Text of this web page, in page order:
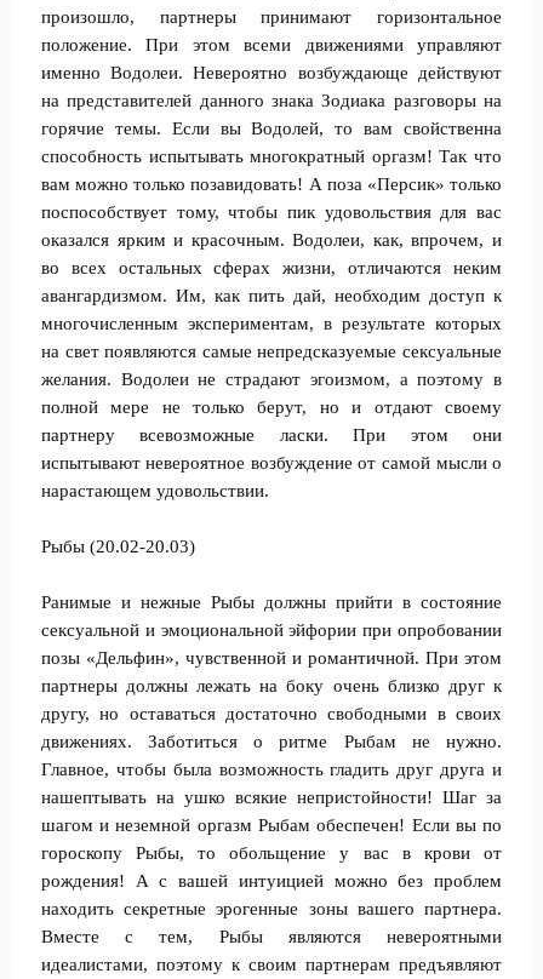
произошло, партнеры принимают горизонтальное
положение. При этом всеми движениями управляют
именно Водолеи. Невероятно возбуждающе действуют
на представителей данного знака Зодиака разговоры на
горячие темы. Если вы Водолей, то вам свойственна
способность испытывать многократный оргазм! Так что
вам можно только позавидовать! А поза «Персик» только
поспособствует тому, чтобы пик удовольствия для вас
оказался ярким и красочным. Водолеи, как, впрочем, и
во всех остальных сферах жизни, отличаются неким
авангардизмом. Им, как пить дай, необходим доступ к
многочисленным экспериментам, в результате которых
на свет появляются самые непредсказуемые сексуальные
желания. Водолеи не страдают эгоизмом, а поэтому в
полной мере не только берут, но и отдают своему
партнеру всевозможные ласки. При этом они
испытывают невероятное возбуждение от самой мысли о
нарастающем удовольствии.
Рыбы (20.02-20.03)
Ранимые и нежные Рыбы должны прийти в состояние
сексуальной и эмоциональной эйфории при опробовании
позы «Дельфин», чувственной и романтичной. При этом
партнеры должны лежать на боку очень близко друг к
другу, но оставаться достаточно свободными в своих
движениях. Заботиться о ритме Рыбам не нужно.
Главное, чтобы была возможность гладить друг друга и
нашептывать на ушко всякие непристойности! Шаг за
шагом и неземной оргазм Рыбам обеспечен! Если вы по
гороскопу Рыбы, то обольщение у вас в крови от
рождения! А с вашей интуицией можно без проблем
находить секретные эрогенные зоны вашего партнера.
Вместе с тем, Рыбы являются невероятными
идеалистами, поэтому к своим партнерам предъявляют